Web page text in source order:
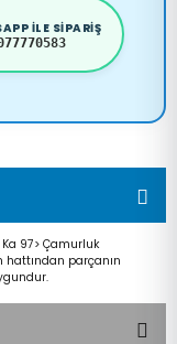
ILE SIPARIŞ
Ka 97> Çamurluk
hattından parçanın